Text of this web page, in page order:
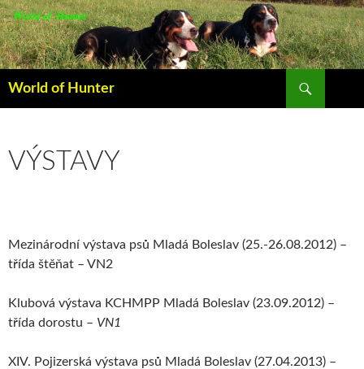
World of Hunter
WEBU
VÝSTAVY
Mezinárodní výstava psů Mladá Boleslav (25.-26.08.2012) –
třída štěňat – VN2
Klubová výstava KCHMPP Mladá Boleslav (23.09.2012) –
třída dorostu – VN1
XIV. Pojizerská výstava psů Mladá Boleslav (27.04.2013) –